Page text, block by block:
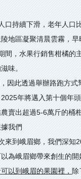
持續下滑，老年人口
地區凝聚清晨雲霧，
間，水果行銷售柑橘的
味。
因此透過舉辦路跑方
年將邁入第十個年
賣出超過5-6萬斤的桶
我們
來到峨眉鄉，我們深知
為峨眉鄉帶來創生的開
以到峨眉的果園裡，